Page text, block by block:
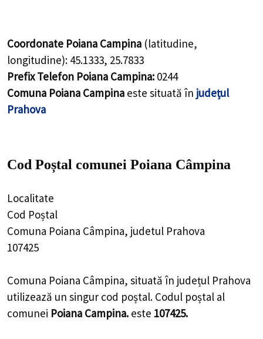
Coordonate Poiana Campina (latitudine,
longitudine): 45.1333, 25.7833
Prefix Telefon Poiana Campina: 0244
Comuna Poiana Campina este situată în județul
Prahova
Cod Poștal comunei Poiana Câmpina
Localitate
Cod Poștal
Comuna Poiana Câmpina, judetul Prahova
107425
Comuna Poiana Câmpina, situată în județul Prahova
utilizează un singur cod poștal. Codul poștal al
comunei Poiana Campina. este 107425.